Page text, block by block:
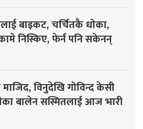
बाइकट, चर्चितकै धोका,
निस्किए, फेर्न पनि सकेनन्
विनुदेखि गोविन्द केसी
बालेन सस्मितलाई आज भारी